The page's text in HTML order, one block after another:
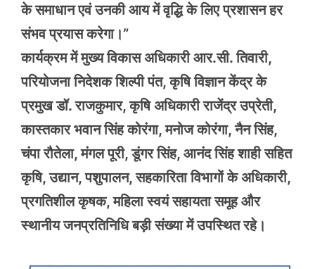
के समाधान एवं उनकी आय में वृद्धि के लिए प्रशासन हर
संभव प्रयास करेगा।”
कार्यक्रम में मुख्य विकास अधिकारी आर.सी. तिवारी,
परियोजना निदेशक शिल्पी पंत, कृषि विज्ञान केंद्र के
प्रमुख डॉ. राजकुमार, कृषि अधिकारी राजेंद्र उप्रेती,
कास्तकार भवान सिंह कोरंगा, मनोज कोरंगा, नैन सिंह,
चंपा रौतेला, मंगल पूरी, डूंगर सिंह, आनंद सिंह शाही सहित
कृषि, उद्यान, पशुपालन, सहकारिता विभागों के अधिकारी,
प्रगतिशील कृषक, महिला स्वयं सहायता समूह और
स्थानीय जनप्रतिनिधि बड़ी संख्या में उपस्थित रहे।